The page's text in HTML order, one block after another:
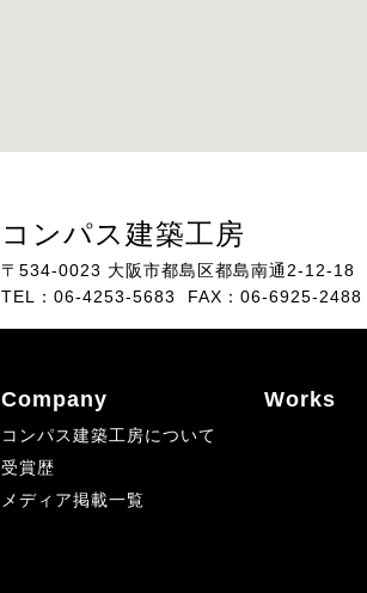
コンパス建築工房
〒534-0023 大阪市都島区都島南通2-12-18
TEL：06-4253-5683 FAX：06-6925-2488
Company
コンパス建築工房について
受賞歴
メディア掲載一覧
Works